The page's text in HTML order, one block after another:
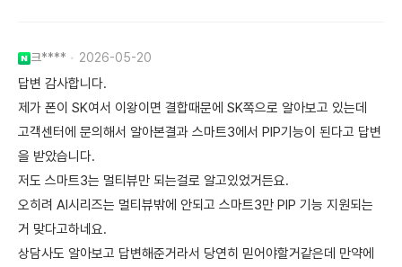
크**** 2026-05-20
답변 감사합니다.
제가 폰이 SK여서 이왕이면 결합때문에 SK쪽으로 알아보고 있는데
고객센터에 문의해서 알아본결과 스마트3에서 PIP기능이 된다고 답변
을 받았습니다.
저도 스마트3는 멀티뷰만 되는걸로 알고있었거든요.
오히려 AI시리즈는 멀티뷰밖에 안되고 스마트3만 PIP 기능 지원되는
거 맞다고하네요.
상담사도 알아보고 답변해준거라서 당연히 믿어야할거같은데 만약에